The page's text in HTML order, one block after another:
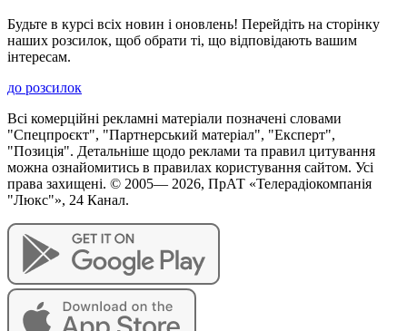
Будьте в курсі всіх новин і оновлень! Перейдіть на сторінку
наших розсилок, щоб обрати ті, що відповідають вашим
інтересам.
до розсилок
Всі комерційні рекламні матеріали позначені словами
"Спецпроєкт", "Партнерський матеріал", "Експерт",
"Позиція". Детальніше щодо реклами та правил цитування
можна ознайомитись в правилах користування сайтом. Усі
права захищені. © 2005— 2026, ПрАТ «Телерадіокомпанія
"Люкс"», 24 Канал.